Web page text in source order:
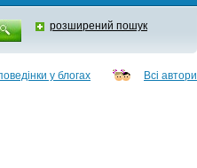
розширений пошук
у блогах Всі автори